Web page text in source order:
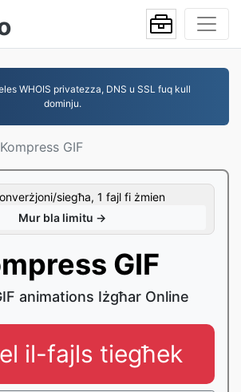
WHOIS privatezza, DNS u SSL fuq kull
dominju.
Kompress GIF
siegħa, 1 fajl fi żmien
Mur bla limitu →
GIF
animations Iżgħar Online
il-fajls tiegħek